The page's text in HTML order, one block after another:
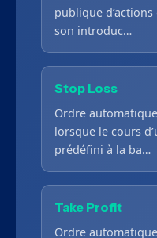
publique
son introduc…
Stop Loss
Ordre
lorsque le cours
prédéfini à la ba…
Take Profit
Ordre